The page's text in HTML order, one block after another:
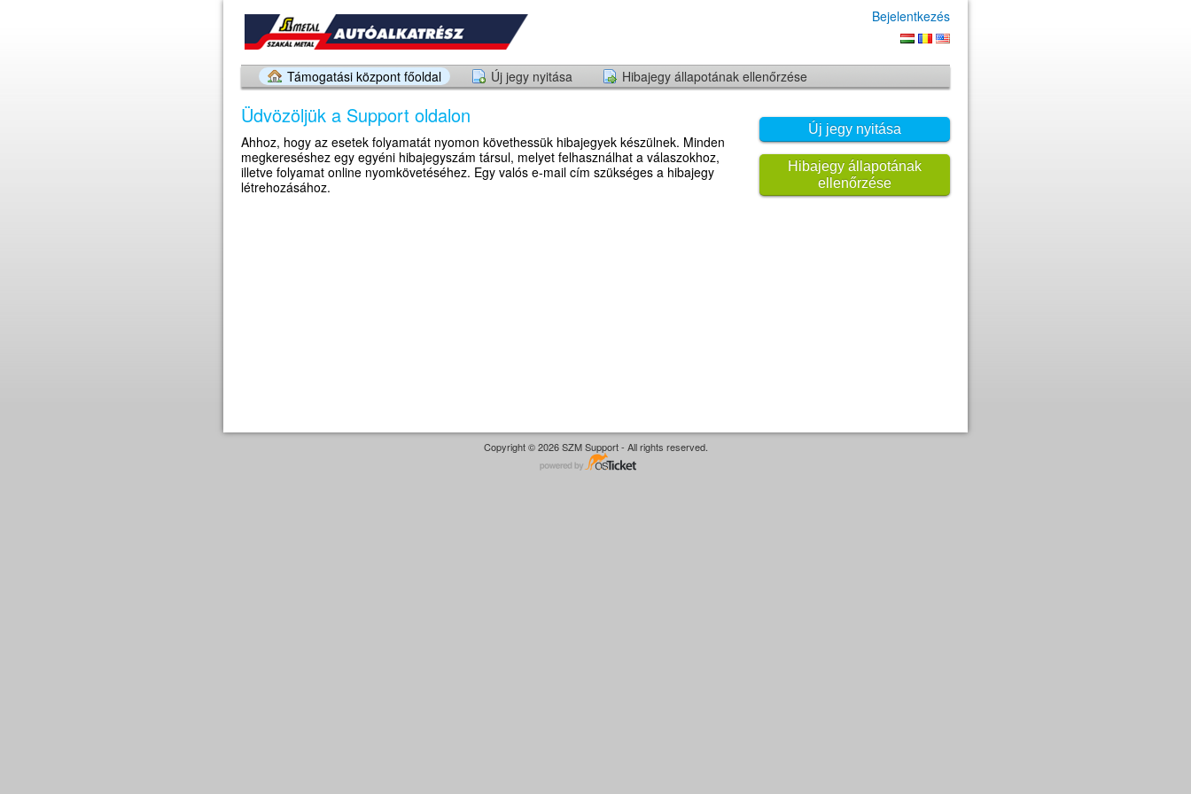
Bejelentkezés
Támogatási központ főoldal Új jegy nyitása Hibajegy állapotának ellenőrzése
Új jegy nyitása
Hibajegy állapotának
ellenőrzése
Üdvözöljük a Support oldalon
Ahhoz, hogy az esetek folyamatát nyomon követhessük hibajegyek készülnek. Minden
megkereséshez egy egyéni hibajegyszám társul, melyet felhasználhat a válaszokhoz,
illetve folyamat online nyomkövetéséhez. Egy valós e-mail cím szükséges a hibajegy
létrehozásához.
Copyright © 2026 SZM Support - All rights reserved.